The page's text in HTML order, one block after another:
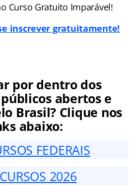
Curso Gratuito Imparável!
inscrever gratuitamente!
por dentro dos
abertos e
Brasil? Clique nos
abaixo:
FEDERAIS
2026